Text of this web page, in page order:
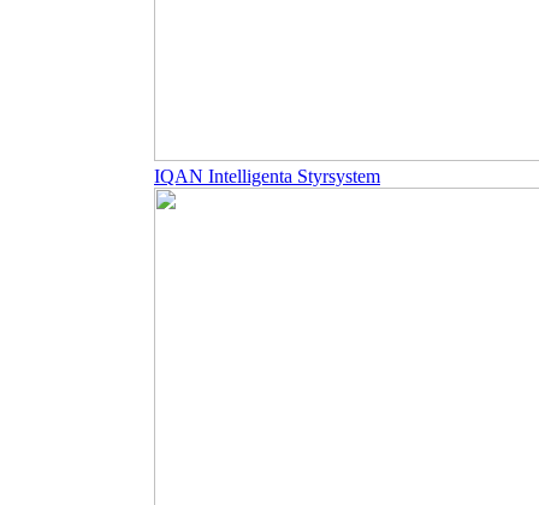
IQAN Intelligenta Styrsystem